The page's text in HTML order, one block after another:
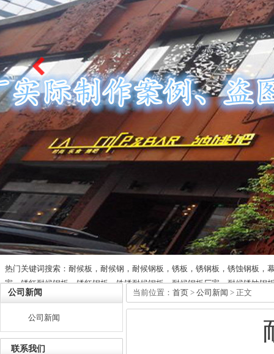
热门关键词搜索：耐候板，耐候钢，耐候钢板，锈板，锈钢板，锈蚀钢板，
家，锈红耐候钢板，锈红钢板，铁锈耐候钢板，耐候钢板厂家，耐候锈蚀钢
公司新闻
公司新闻
联系我们
当前位置： 首页 > 公司新闻 > 正文